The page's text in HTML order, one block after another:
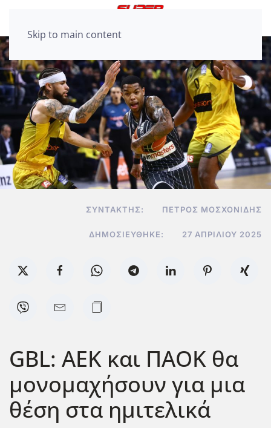
Skip to main content
ΣΥΝΤΆΚΤΗΣ: ΠΈΤΡΟΣ ΜΟΣΧΟΝΊΔΗΣ
ΔΗΜΟΣΙΕΎΘΗΚΕ: 27 ΑΠΡΙΛΊΟΥ 2025
GBL: ΑΕΚ και ΠΑΟΚ θα
μονομαχήσουν για μια
θέση στα ημιτελικά